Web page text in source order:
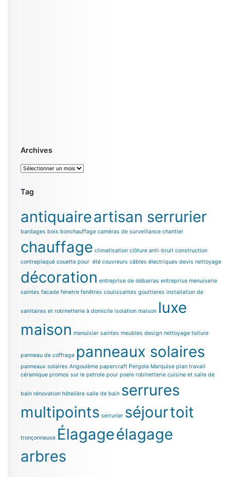
Archives
Archives
Tag
antiquaireartisan serrurier
bardages bois bonchauffage caméras de surveillance chantier
chauffage climatisation clôture anti-bruit construction
contreplaqué couette pour été couvreurs câbles électriques devis nettoyage
décoration entreprise de débarras entreprise menuiserie
saintes facade fenetre fenêtres coulissantes gouttieres installation de
sanitaires et robinetterie à domicile isolation maison luxe
maison menuisier saintes meubles design nettoyage toiture
panneau de coffrage panneaux solaires
panneaux solaires Angoulème papercraft Pergola Marquise plan travail
céramique promos sur le petrole pour poele robinetterie cuisine et salle de
bain rénovation hôtelière salle de bain serrures
multipoints serrurier séjourtoit
tronçonneuse Élagageélagage
arbres